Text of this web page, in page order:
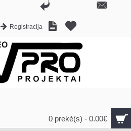
Registracija
0 prekė(s) - 0.00€